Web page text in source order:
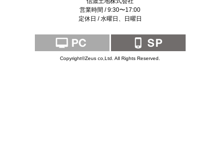
営業時間 / 9:30〜17:00
定休日 / 水曜日、日曜日
Copyright©Zeus co,Ltd. All Rights Reserved.